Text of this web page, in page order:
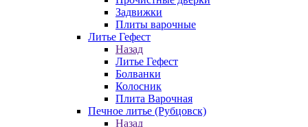
Задвижки
Плиты варочные
Литье Гефест
Назад
Литье Гефест
Болванки
Колосник
Плита Варочная
Печное литье (Рубцовск)
Назад